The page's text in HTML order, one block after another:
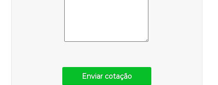
Enviar cotação